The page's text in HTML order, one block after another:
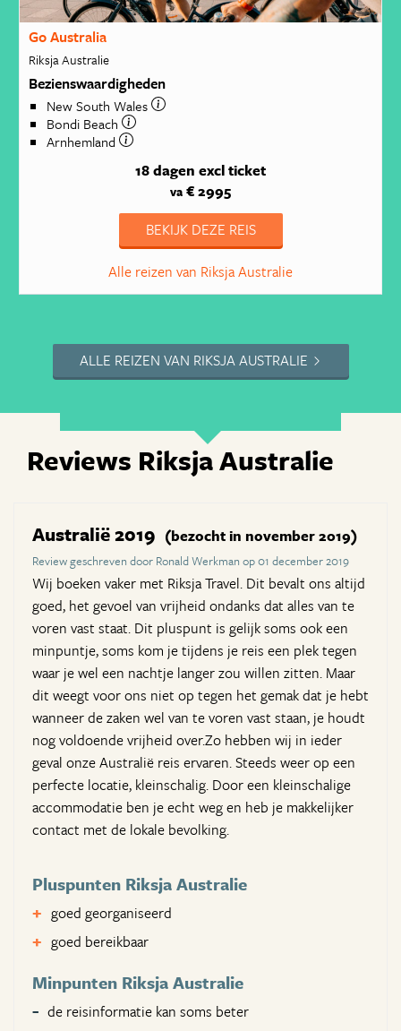
Go Australia
Riksja Australie
Bezienswaardigheden
New South Wales
Bondi Beach
Arnhemland
18 dagen excl ticket
va € 2995
BEKIJK DEZE REIS
Alle reizen van Riksja Australie
ALLE REIZEN VAN RIKSJA AUSTRALIE
Reviews Riksja Australie
Australië 2019 (bezocht in november 2019)
Review geschreven door Ronald Werkman op 01 december 2019
Wij boeken vaker met Riksja Travel. Dit bevalt ons altijd
goed, het gevoel van vrijheid ondanks dat alles van te
voren vast staat. Dit pluspunt is gelijk soms ook een
minpuntje, soms kom je tijdens je reis een plek tegen
waar je wel een nachtje langer zou willen zitten. Maar
dit weegt voor ons niet op tegen het gemak dat je hebt
wanneer de zaken wel van te voren vast staan, je houdt
nog voldoende vrijheid over.Zo hebben wij in ieder
geval onze Australië reis ervaren. Steeds weer op een
perfecte locatie, kleinschalig. Door een kleinschalige
accommodatie ben je echt weg en heb je makkelijker
contact met de lokale bevolking.
Pluspunten Riksja Australie
goed georganiseerd
goed bereikbaar
Minpunten Riksja Australie
de reisinformatie kan soms beter